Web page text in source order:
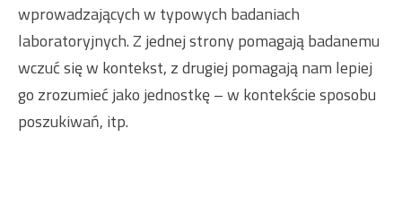
wprowadzających w typowych badaniach
laboratoryjnych. Z jednej strony pomagają badanemu
wczuć się w kontekst, z drugiej pomagają nam lepiej
go zrozumieć jako jednostkę – w kontekście sposobu
poszukiwań, itp.